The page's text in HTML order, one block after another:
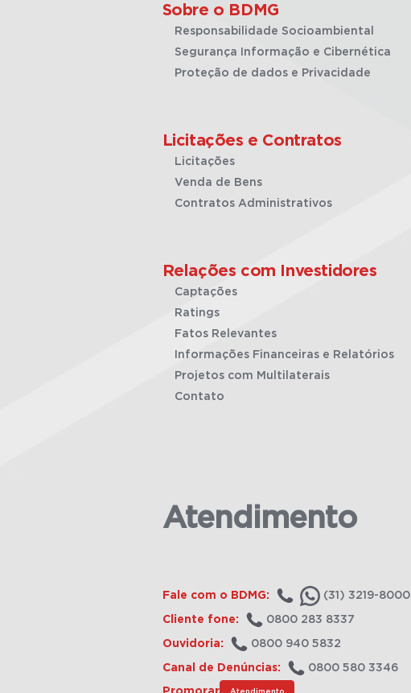
Sobre o BDMG
Responsabilidade Socioambiental
Segurança Informação e Cibernética
Proteção de dados e Privacidade
Licitações e Contratos
Licitações
Venda de Bens
Contratos Administrativos
Relações com Investidores
Captações
Ratings
Fatos Relevantes
Informações Financeiras e Relatórios
Projetos com Multilaterais
Contato
Atendimento
Fale com o BDMG: (31) 3219-8000
Cliente fone: 0800 283 8337
Ouvidoria: 0800 940 5832
Canal de Denúncias: 0800 580 3346
Atendimento